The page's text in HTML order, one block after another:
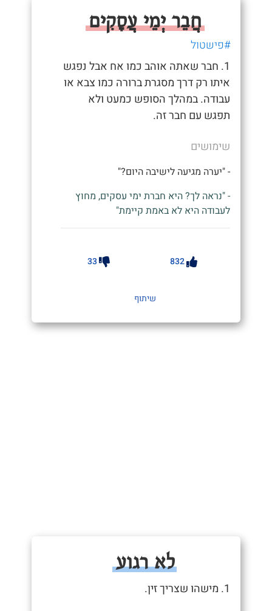
חֲבֵר יְמֵי עֲסָקִים
#פישטול
1. חבר שאתה אוהב כמו אח אבל נפגש
איתו רק דרך מסגרת ברורה כמו צבא או
עבודה. במהלך הסופש כמעט ולא
תפגש עם חבר זה.
שימושים
- "יערה מגיעה לישיבה היום?"
- "נראה לך? היא חברת ימי עסקים, מחוץ
לעבודה היא לא באמת קיימת"
832
33
שיתוף
לא רגוע
1. מישהו שצריך זין.